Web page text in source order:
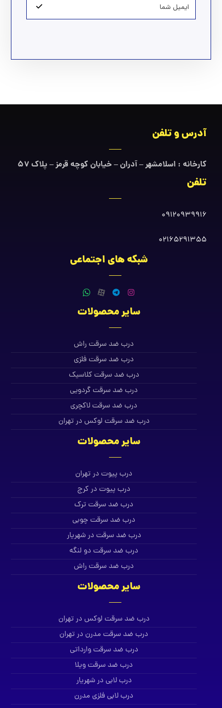
آدرس و تلفن
کارخانه : اسلامشهر – آدران – خیابان کوچه قرمز – پلاک ۵۷
تلفن
09120939916
02165291355
شبکه های اجتماعی
سایر محصولات
درب ضد سرقت راش
درب ضد سرقت فلزی
درب ضد سرقت کلاسیک
درب ضد سرقت گردویی
درب ضد سرقت لاکچری
درب ضد سرقت لوکس در تهران
سایر محصولات
درب پیوت در تهران
درب پیوت در کرج
درب ضد سرقت ترک
درب ضد سرقت چوبی
درب ضد سرقت در شهریار
درب ضد سرقت دو لنگه
درب ضد سرقت راش
سایر محصولات
درب ضد سرقت لوکس در تهران
درب ضد سرقت مدرن در تهران
درب ضد سرقت وارداتی
درب ضد سرقت ویلا
درب لابی در شهریار
درب لابی فلزی مدرن